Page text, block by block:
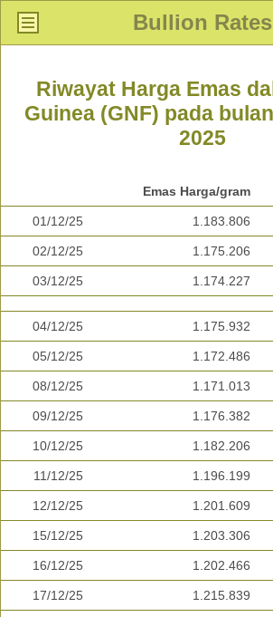
Bullion Rates
Riwayat Harga Emas
Guinea (GNF) pada
2025
Emas Harga/gram
01/12/25 1.183.806
02/12/25 1.175.206
03/12/25 1.174.227
04/12/25 1.175.932
05/12/25 1.172.486
08/12/25 1.171.013
09/12/25 1.176.382
10/12/25 1.182.206
11/12/25 1.196.199
12/12/25 1.201.609
15/12/25 1.203.306
16/12/25 1.202.466
17/12/25 1.215.839